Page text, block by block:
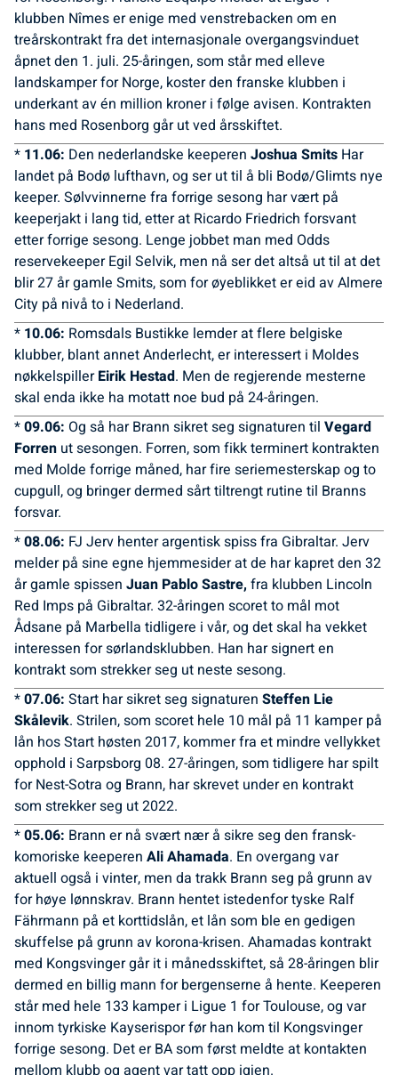
klubben Nîmes er enige med venstrebacken om en
treårskontrakt fra det internasjonale overgangsvinduet
åpnet den 1. juli. 25-åringen, som står med elleve
landskamper for Norge, koster den franske klubben i
underkant av én million kroner i følge avisen. Kontrakten
hans med Rosenborg går ut ved årsskiftet.
* 11.06: Den nederlandske keeperen Joshua Smits Har
landet på Bodø lufthavn, og ser ut til å bli Bodø/Glimts nye
keeper. Sølvvinnerne fra forrige sesong har vært på
keeperjakt i lang tid, etter at Ricardo Friedrich forsvant
etter forrige sesong. Lenge jobbet man med Odds
reservekeeper Egil Selvik, men nå ser det altså ut til at det
blir 27 år gamle Smits, som for øyeblikket er eid av Almere
City på nivå to i Nederland.
* 10.06: Romsdals Bustikke lemder at flere belgiske
klubber, blant annet Anderlecht, er interessert i Moldes
nøkkelspillerEirik Hestad. Men de regjerende mesterne
skal enda ikke ha motatt noe bud på 24-åringen.
*09.06: Og så har Brann sikret seg signaturen til Vegard
Forren ut sesongen. Forren, som fikk terminert kontrakten
med Molde forrige måned, har fire seriemesterskap og to
cupgull, og bringer dermed sårt tiltrengt rutine til Branns
forsvar.
*08.06: FJ Jerv henter argentisk spiss fra Gibraltar. Jerv
melder på sine egne hjemmesider at de har kapret den 32
år gamle spissen Juan Pablo Sastre, fra klubben Lincoln
Red Imps på Gibraltar. 32-åringen scoret to mål mot
Ådsane på Marbella tidligere i vår, og det skal ha vekket
interessen for sørlandsklubben. Han har signert en
kontrakt som strekker seg ut neste sesong.
*07.06: Start har sikret seg signaturen Steffen Lie
Skålevik. Strilen, som scoret hele 10 mål på 11 kamper på
lån hos Start høsten 2017, kommer fra et mindre vellykket
opphold i Sarpsborg 08. 27-åringen, som tidligere har spilt
for Nest-Sotra og Brann, har skrevet under en kontrakt
som strekker seg ut 2022.
*05.06: Brann er nå svært nær å sikre seg den fransk-
komoriske keeperen Ali Ahamada. En overgang var
aktuell også i vinter, men da trakk Brann seg på grunn av
for høye lønnskrav. Brann hentet istedenfor tyske Ralf
Fährmann på et korttidslån, et lån som ble en gedigen
skuffelse på grunn av korona-krisen. Ahamadas kontrakt
med Kongsvinger går it i månedsskiftet, så 28-åringen blir
dermed en billig mann for bergenserne å hente. Keeperen
står med hele 133 kamper i Ligue 1 for Toulouse, og var
innom tyrkiske Kayserispor før han kom til Kongsvinger
forrige sesong. Det er BA som først meldte at kontakten
mellom klubb og agent var tatt opp igjen.